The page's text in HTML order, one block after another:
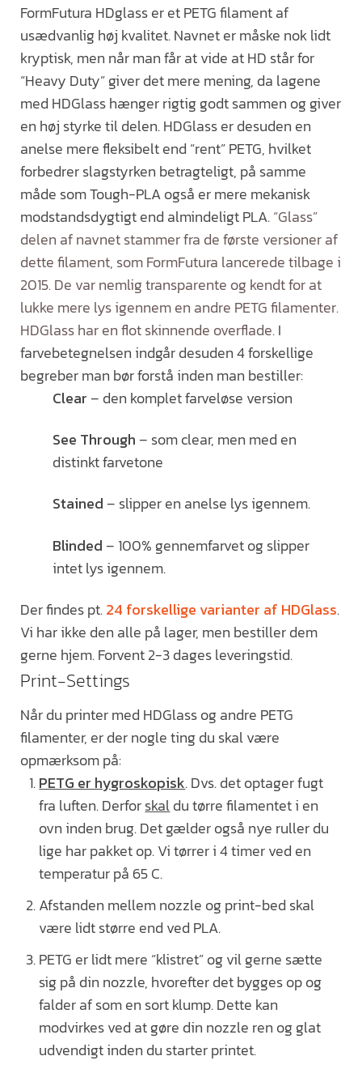
FormFutura HDglass er et PETG filament af
usædvanlig høj kvalitet. Navnet er måske nok lidt
kryptisk, men når man får at vide at HD står for
“Heavy Duty” giver det mere mening, da lagene
med HDGlass hænger rigtig godt sammen og giver
en høj styrke til delen. HDGlass er desuden en
anelse mere fleksibelt end “rent” PETG, hvilket
forbedrer slagstyrken betragteligt, på samme
måde som Tough-PLA også er mere mekanisk
modstandsdygtigt end almindeligt PLA.“Glass”
delen af navnet stammer fra de første versioner af
dette filament, som FormFutura lancerede tilbage i
2015. De var nemlig transparente og kendt for at
lukke mere lys igennem en andre PETG filamenter.
HDGlass har en flot skinnende overflade.I
farvebetegnelsen indgår desuden 4 forskellige
begreber man bør forstå inden man bestiller:
Clear – den komplet farveløse version
See Through – som clear, men med en
distinkt farvetone
Stained – slipper en anelse lys igennem.
Blinded – 100% gennemfarvet og slipper
intet lys igennem.
Der findes pt.24 forskellige varianter af HDGlass.
Vi har ikke den alle på lager, men bestiller dem
gerne hjem. Forvent 2-3 dages leveringstid.
Print-Settings
Når du printer med HDGlass og andre PETG
filamenter, er der nogle ting du skal være
opmærksom på:
PETG er hygroskopisk. Dvs. det optager fugt
fra luften. Derforskaldu tørre filamentet i en
ovn inden brug. Det gælder også nye ruller du
lige har pakket op. Vi tørrer i 4 timer ved en
temperatur på 65 C.
Afstanden mellem nozzle og print-bed skal
være lidt større end ved PLA.
PETG er lidt mere “klistret” og vil gerne sætte
sig på din nozzle, hvorefter det bygges op og
falder af som en sort klump. Dette kan
modvirkes ved at gøre din nozzle ren og glat
udvendigt inden du starter printet.